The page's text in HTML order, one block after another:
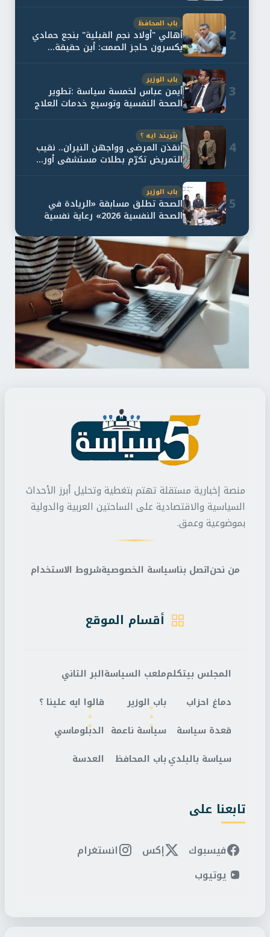
2
باب المحافظ
أهالي "أولاد نجم القبلية" بنجع حمادي
يكسرون حاجز الصمت: أين حقيقة...
3
باب الوزير
أيمن عباس لخمسة سياسة :تطوير
الصحة النفسية وتوسيع خدمات العلاج
4
بتريند ايه ؟
أنقذن المرضى وواجهن النيران.. نقيب
التمريض تكرّم بطلات مستشفى أور...
5
باب الوزير
الصحة تطلق مسابقة «الريادة في
الصحة النفسية 2026» رعاية نفسية
منصة إخبارية مستقلة تهتم بتغطية وتحليل أبرز الأحداث
السياسية والاقتصادية على الساحتين العربية والدولية
بموضوعية وعمق.
من نحناتصل بناسياسة الخصوصيةشروط الاستخدام
أقسام الموقع
المجلس بيتكلم
دماغ احزاب
قعدة سياسة
سياسة بالبلدي
ملعب السياسة
باب الوزير
سياسة ناعمة
باب المحافظ
البر التاني
قالوا ايه علينا ؟
الدبلوماسي
العدسة
تابعنا على
فيسبوك إكس
انستغرام
يوتيوب